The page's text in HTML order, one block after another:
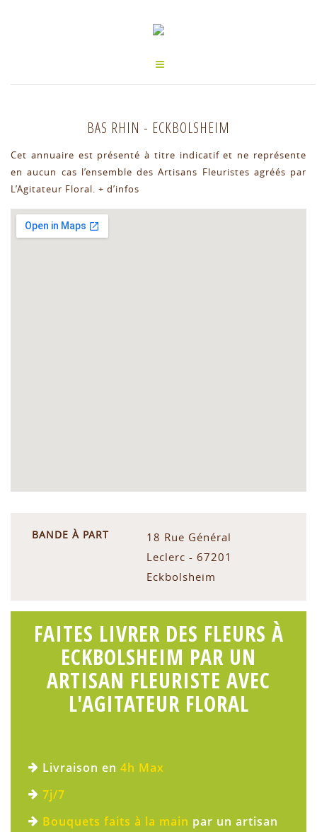
BAS RHIN - ECKBOLSHEIM
Cet annuaire est présenté à titre indicatif et ne représente
en aucun cas l’ensemble des Artisans Fleuristes agréés par
L’Agitateur Floral. + d’infos
BANDE À PART
18 Rue Général
Leclerc - 67201
Eckbolsheim
FAITES LIVRER DES FLEURS À
ECKBOLSHEIM PAR UN
ARTISAN FLEURISTE AVEC
L'AGITATEUR FLORAL
Livraison en 4h Max
7j/7
Bouquets faits à la main par un artisan